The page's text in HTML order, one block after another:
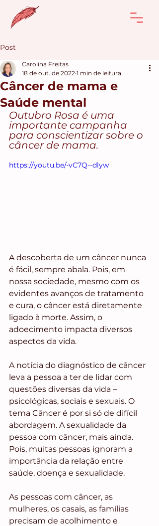
Post
Câncer de mama e
Saúde mental
Carolina Freitas
18 de out. de 2022 1 min de leitura
Outubro Rosa é uma
importante campanha
para conscientizar sobre o
câncer de mama.
https://youtu.be/-vC7Q--dlyw
A descoberta de um câncer nunca
é fácil, sempre abala. Pois, em
nossa sociedade, mesmo com os
evidentes avanços de tratamento
e cura, o câncer está diretamente
ligado à morte. Assim, o
adoecimento impacta diversos
aspectos da vida.
A notícia do diagnóstico de câncer
leva a pessoa a ter de lidar com
questões diversas da vida –
psicológicas, sociais e sexuais. O
tema Câncer é por si só de difícil
abordagem. A sexualidade da
pessoa com câncer, mais ainda.
Pois, muitas pessoas ignoram a
importância da relação entre
saúde, doença e sexualidade.
As pessoas com câncer, as
mulheres, os casais, as famílias
precisam de acolhimento e